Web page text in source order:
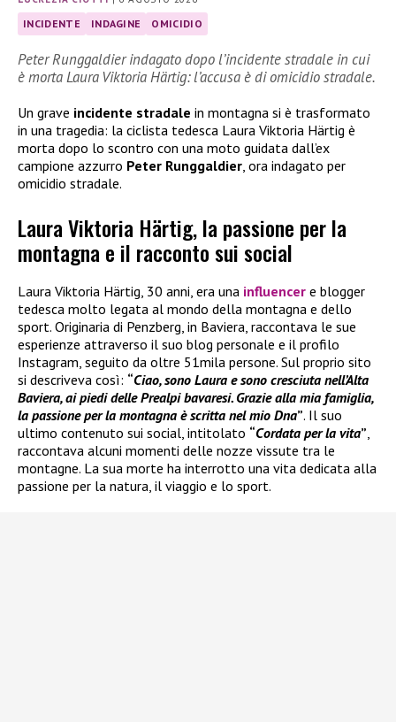
INCIDENTE INDAGINE OMICIDIO
Peter Runggaldier indagato dopo l’incidente stradale in cui
è morta Laura Viktoria Härtig: l’accusa è di omicidio stradale.
Un grave incidente stradale in montagna si è trasformato
in una tragedia: la ciclista tedesca Laura Viktoria Härtig è
morta dopo lo scontro con una moto guidata dall’ex
campione azzurro Peter Runggaldier, ora indagato per
omicidio stradale.
Laura Viktoria Härtig, la passione per la
montagna e il racconto sui social
Laura Viktoria Härtig, 30 anni, era una influencer e blogger
tedesca molto legata al mondo della montagna e dello
sport. Originaria di Penzberg, in Baviera, raccontava le sue
esperienze attraverso il suo blog personale e il profilo
Instagram, seguito da oltre 51mila persone. Sul proprio sito
si descriveva così: “Ciao, sono Laura e sono cresciuta nell’Alta
Baviera, ai piedi delle Prealpi bavaresi. Grazie alla mia famiglia,
la passione per la montagna è scritta nel mio Dna”. Il suo
ultimo contenuto sui social, intitolato “Cordata per la vita”,
raccontava alcuni momenti delle nozze vissute tra le
montagne. La sua morte ha interrotto una vita dedicata alla
passione per la natura, il viaggio e lo sport.